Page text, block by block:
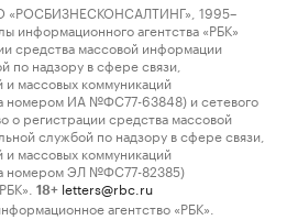
1995–
информационного агентства «РБК»
средства массовой информации
по надзору в сфере связи,
массовых коммуникаций
номером ИА №ФС77-63848) и сетевого
о регистрации средства массовой
службой по надзору в сфере связи,
массовых коммуникаций
номером ЭЛ №ФС77-82385)
18+ letters@rbc.ru
агентство «РБК».